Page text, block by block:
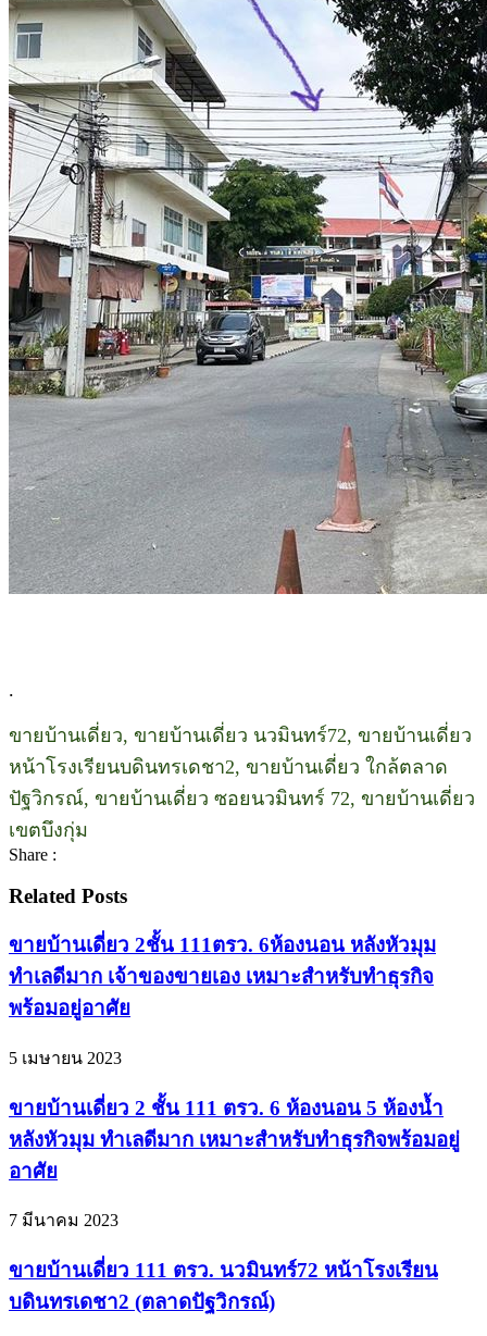
.
ขายบ้านเดี่ยว, ขายบ้านเดี่ยว นวมินทร์72, ขายบ้านเดี่ยว
หน้าโรงเรียนบดินทรเดชา2, ขายบ้านเดี่ยว ใกล้ตลาด
ปัฐวิกรณ์, ขายบ้านเดี่ยว ซอยนวมินทร์ 72, ขายบ้านเดี่ยว
เขตบึงกุ่ม
Share :
Related Posts
ขายบ้านเดี่ยว 2ชั้น 111ตรว. 6ห้องนอน หลังหัวมุม
ทำเลดีมาก เจ้าของขายเอง เหมาะสำหรับทำธุรกิจ
พร้อมอยู่อาศัย
5 เมษายน 2023
ขายบ้านเดี่ยว 2 ชั้น 111 ตรว. 6 ห้องนอน 5 ห้องน้ำ
หลังหัวมุม ทำเลดีมาก เหมาะสำหรับทำธุรกิจพร้อมอยู่
อาศัย
7 มีนาคม 2023
ขายบ้านเดี่ยว 111 ตรว. นวมินทร์72 หน้าโรงเรียน
บดินทรเดชา2 (ตลาดปัฐวิกรณ์)